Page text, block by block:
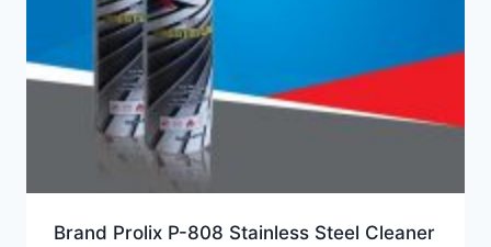
Brand Prolix P-808 Stainless Steel Cleaner